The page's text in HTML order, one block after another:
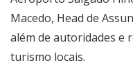
Macedo, Head de
além de autoridades e
turismo locais.